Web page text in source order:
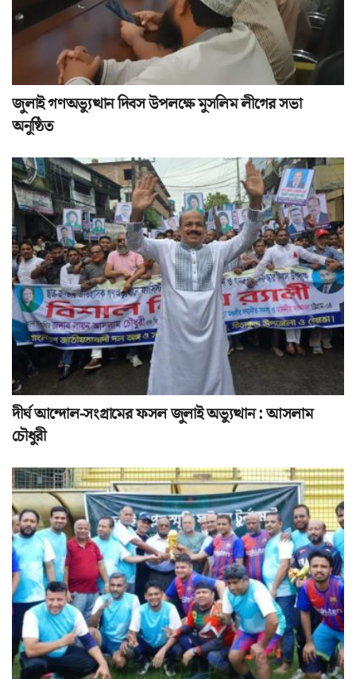
জুলাই গণঅভ্যুত্থান দিবস উপলক্ষে মুসলিম লীগের সভা
অনুষ্ঠিত
দীর্ঘ আন্দোল-সংগ্রামের ফসল জুলাই অভ্যুত্থান : আসলাম
চৌধুরী